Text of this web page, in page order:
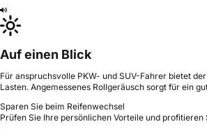
Auf einen Blick
Für anspruchsvolle PKW- und SUV-Fahrer bietet
Lasten. Angemessenes Rollgeräusch sorgt für ein
Sparen Sie beim Reifenwechsel
Prüfen Sie Ihre persönlichen Vorteile und profitieren